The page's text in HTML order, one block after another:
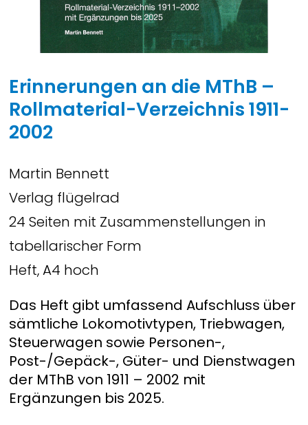
Erinnerungen an die MThB –
Rollmaterial-Verzeichnis 1911-
2002
Martin Bennett
Verlag flügelrad
24 Seiten mit Zusammenstellungen in
tabellarischer Form
Heft, A4 hoch
Das Heft gibt umfassend Aufschluss über
sämtliche Lokomotivtypen, Triebwagen,
Steuerwagen sowie Personen-,
Post-/Gepäck-, Güter- und Dienstwagen
der MThB von 1911 – 2002 mit
Ergänzungen bis 2025.